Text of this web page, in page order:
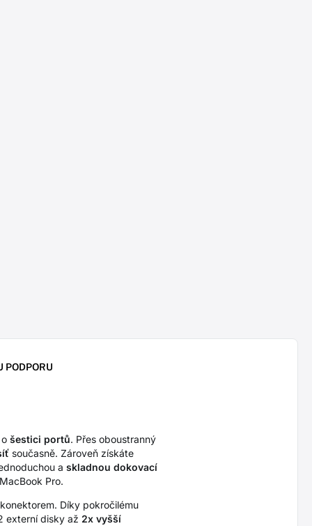
PODPORU
šestici portů. Přes oboustranný
současně. Zároveň získáte
a skladnou dokovací
Pro.
Díky pokročilému
externí disky až 2x vyšší